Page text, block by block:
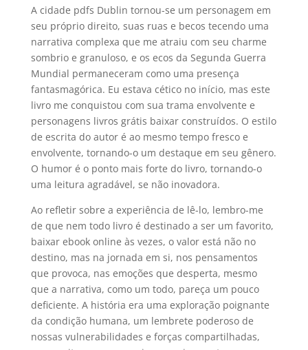
A cidade pdfs Dublin tornou-se um personagem em
seu próprio direito, suas ruas e becos tecendo uma
narrativa complexa que me atraiu com seu charme
sombrio e granuloso, e os ecos da Segunda Guerra
Mundial permaneceram como uma presença
fantasmagórica. Eu estava cético no início, mas este
livro me conquistou com sua trama envolvente e
personagens livros grátis baixar construídos. O estilo
de escrita do autor é ao mesmo tempo fresco e
envolvente, tornando-o um destaque em seu gênero.
O humor é o ponto mais forte do livro, tornando-o
uma leitura agradável, se não inovadora.
Ao refletir sobre a experiência de lê-lo, lembro-me
de que nem todo livro é destinado a ser um favorito,
baixar ebook online às vezes, o valor está não no
destino, mas na jornada em si, nos pensamentos
que provoca, nas emoções que desperta, mesmo
que a narrativa, como um todo, pareça um pouco
deficiente. A história era uma exploração poignante
da condição humana, um lembrete poderoso de
nossas vulnerabilidades e forças compartilhadas,